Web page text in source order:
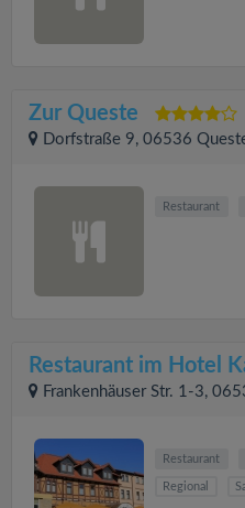
Zur Queste
Dorfstraße 9, 06536
Restaurant
Restaurant im Hotel
Frankenhäuser Str. 1-3,
Restaurant
Regional